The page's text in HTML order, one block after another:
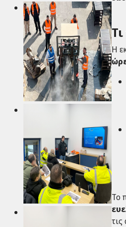
Η
Το
τις